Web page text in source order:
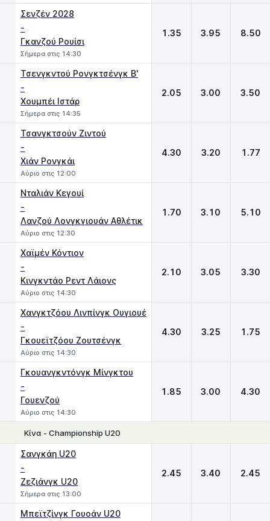
Σενζέν 2028
-
Γκανζού Ρουίσι
Σήμερα στις 14:30
1.35 3.95 8.50
Τσενγκντού Ρονγκτσένγκ Β'
-
Χουμπέι Ιστάρ
Σήμερα στις 14:35
2.05 3.00 3.50
Τσανγκτσούν Ζιντού
-
Χιάν Ρονγκάι
Αύριο στις 12:00
4.30 3.20 1.77
Νταλιάν Κεγουί
-
Λανζού Λονγκγιουάν Αθλέτικ
Αύριο στις 12:30
1.70 3.10 5.10
Χαϊμέν Κόντιον
-
Κινγκντάο Ρεντ Λάιονς
Αύριο στις 14:30
2.10 3.05 3.30
Χανγκτζόου Λινπίνγκ Ουγιουέ
-
Γκουεϊτζόου Ζουτσένγκ
Αύριο στις 14:30
4.30 3.25 1.75
Γκουανγκντόνγκ Μίνγκτου
-
Γουενζού
Αύριο στις 14:30
1.85 3.00 4.30
Κίνα - Championship U20
Σανγκάη U20
-
Ζεζιάνγκ U20
Σήμερα στις 13:00
2.45 3.40 2.45
Μπεϊτζίνγκ Γουοάν U20